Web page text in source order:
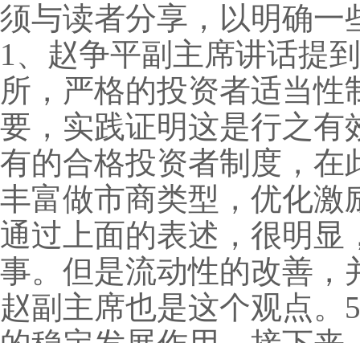
须与读者分享，以明确一
1、赵争平副主席讲话提
所，严格的投资者适当
要，实践证明这是行之有
有的合格投资者制度，在
丰富做市商类型，优化激
通过上面的表述，很明显
事。但是流动性的改善，
赵副主席也是这个观点。